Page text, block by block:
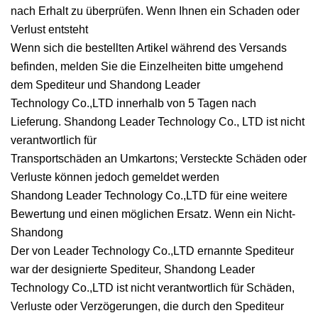
nach Erhalt zu überprüfen. Wenn Ihnen ein Schaden oder
Verlust entsteht
Wenn sich die bestellten Artikel während des Versands
befinden, melden Sie die Einzelheiten bitte umgehend
dem Spediteur und Shandong Leader
Technology Co.,LTD innerhalb von 5 Tagen nach
Lieferung. Shandong Leader Technology Co., LTD ist nicht
verantwortlich für
Transportschäden an Umkartons; Versteckte Schäden oder
Verluste können jedoch gemeldet werden
Shandong Leader Technology Co.,LTD für eine weitere
Bewertung und einen möglichen Ersatz. Wenn ein Nicht-
Shandong
Der von Leader Technology Co.,LTD ernannte Spediteur
war der designierte Spediteur, Shandong Leader
Technology Co.,LTD ist nicht verantwortlich für Schäden,
Verluste oder Verzögerungen, die durch den Spediteur